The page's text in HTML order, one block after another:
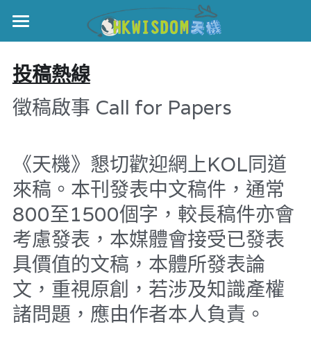
主頁
世界盃
伊美戰爭
正本清源•黎智英案
美西媒體謊言實錄
宏福火災
宏福‧革新
宏福苑聽證會
宏福火災正視聽
記錄．宏福苑火災
港聞
中國
國際
娛樂
投稿熱線
徵稿啟事 Call for Papers
《天機》懇切歡迎網上KOL同道
來稿。本刊發表中文稿件，通常
800至1500個字，較長稿件亦會
考慮發表，本媒體會接受已發表
具價值的文稿，本體所發表論
文，重視原創，若涉及知識產權
諸問題，應由作者本人負責。
部落格分類
所有博客分類
世界盃
親子
國際
娛樂
KOL 精選
休閒好介紹